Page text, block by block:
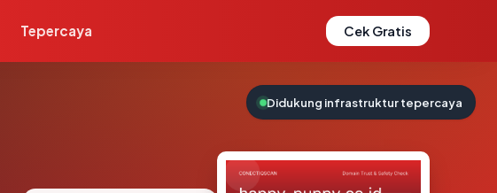
Tepercaya Cek Gratis
Didukung infrastruktur tepercaya